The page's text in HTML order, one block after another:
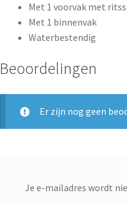
Met 1 voorvak met
Met 1 binnenvak
Waterbestendig
Beoordelingen
Er zijn nog geen
Je e-mailadres wordt